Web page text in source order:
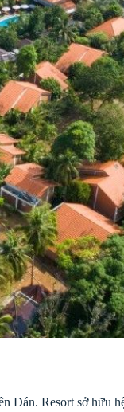
Resort sở hữu